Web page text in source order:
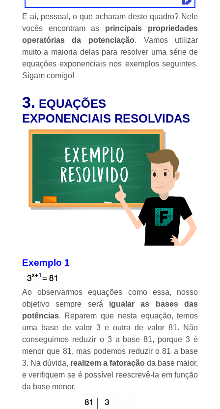
E aí, pessoal, o que acharam deste quadro? Nele
vocês encontram as principais propriedades
operatórias da potenciação. Vamos utilizar
muito a maioria delas para resolver uma série de
equações exponenciais nos exemplos seguintes.
Sigam comigo!
3. EQUAÇÕES
EXPONENCIAIS RESOLVIDAS
Exemplo 1
Ao observarmos equações como essa, nosso
objetivo sempre será igualar as bases das
potências. Reparem que nesta equação, temos
uma base de valor 3 e outra de valor 81. Não
conseguimos reduzir o 3 a base 81, porque 3 é
menor que 81, mas podemos reduzir o 81 a base
3. Na dúvida, realizem a fatoração da base maior,
e verifiquem se é possível reescrevê-la em função
da base menor.